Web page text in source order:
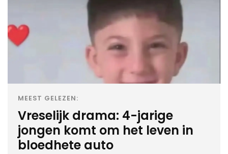
MEEST GELEZEN:
Vreselijk drama: 4-jarige
jongen komt om het leven in
bloedhete auto